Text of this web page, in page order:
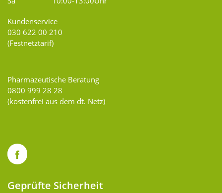
Kundenservice
030 622 00 210
(Festnetztarif)
Pharmazeutische Beratung
0800 999 28 28
(kostenfrei aus dem dt. Netz)
Geprüfte Sicherheit